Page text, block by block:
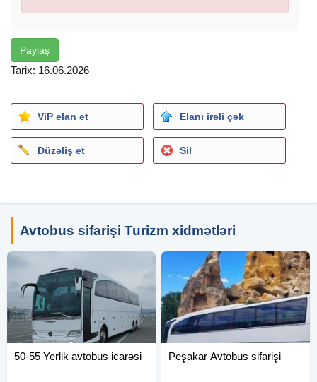
Paylaş
Tarix: 16.06.2026
ViP elan et Elanı irəli çək
Düzəliş et Sil
Avtobus sifarişi Turizm xidmətləri
50-55 Yerlik avtobus icarəsi Peşakar Avtobus sifarişi